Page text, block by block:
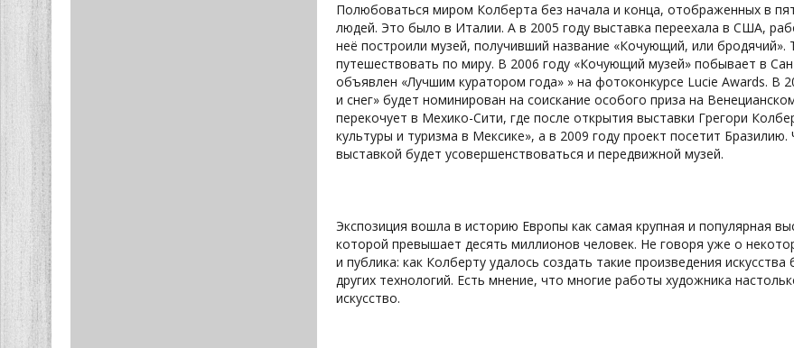
Полюбоваться миром Колберта без начала и конца, отображенных в
людей. Это было в Италии. А в 2005 году выставка переехала в США,
неё построили музей, получивший название «Кочующий, или
путешествовать по миру. В 2006 году «Кочующий музей» побывает в
объявлен «Лучшим куратором года» » на фотоконкурсе Lucie Awards. В
и снег» будет номинирован на соискание особого приза на
перекочует в Мехико-Сити, где после открытия выставки Грегори
культуры и туризма в Мексике», а в 2009 году проект посетит
выставкой будет усовершенствоваться и передвижной музей.
Экспозиция вошла в историю Европы как самая крупная и популярная
которой превышает десять миллионов человек. Не говоря уже о
и публика: как Колберту удалось создать такие произведения
других технологий. Есть мнение, что многие работы художника
искусство.